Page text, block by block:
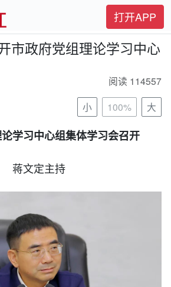
打开APP
市政府党组理论学习中心
阅读 114557
小
100% 大
学习中心组集体学习会召开
蒋文定主持